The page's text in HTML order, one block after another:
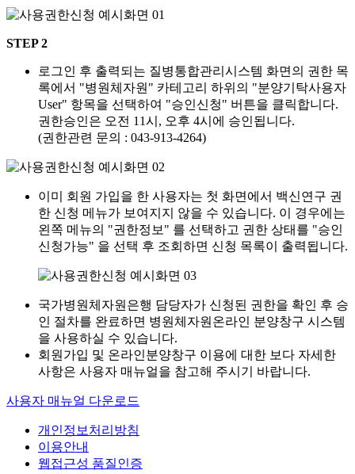
STEP 2
로그인 후 출력되는 질병통합관리시스템 화면의 권한 목
록에서 "병원체자원" 카테고리 하위의 "분양기탁사용자
User" 항목을 선택하여 "승인신청" 버튼을 클릭합니다.
권한승인은 오전 11시, 오후 4시에 승인됩니다.
(권한관련 문의 : 043-913-4264)
이미 회원 가입을 한 사용자는 첫 화면에서 백신연구 권
한 신청 메뉴가 보여지지 않을 수 있습니다. 이 경우에는
왼쪽 메뉴의 "권한정보" 를 선택하고 권한 상태를 "승인
신청가능" 을 선택 후 조회하면 신청 목록이 출력됩니다.
국가병원체자원은행 담당자가 신청된 권한을 확인 후 승
인 절차를 완료하면 병원체자원온라인 분양창구 시스템
을 사용하실 수 있습니다.
회원가입 및 온라인분양창구 이용에 대한 보다 자세한
사항은 사용자 매뉴얼을 참고해 주시기 바랍니다.
사용자 매뉴얼 다운로드
개인정보처리방침
이용안내
웹접근성 품질인증